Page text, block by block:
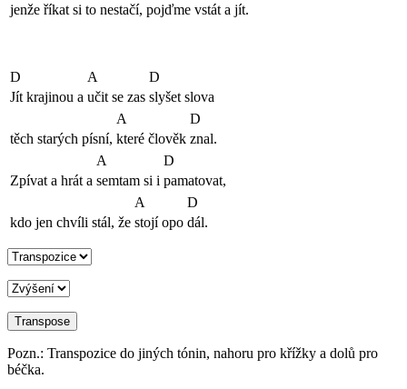
jenže říkat si to nestačí, pojďme vstát a jít.
D A
D
Jít krajinou a učit se zas slyšet slova
A
D
těch starých písní, které člověk znal.
A
D
Zpívat a hrát a semtam si i pamatovat,
A
D
kdo jen chvíli stál, že stojí opo dál.
Pozn.: Transpozice do jiných tónin, nahoru pro křížky a dolů pro
béčka.